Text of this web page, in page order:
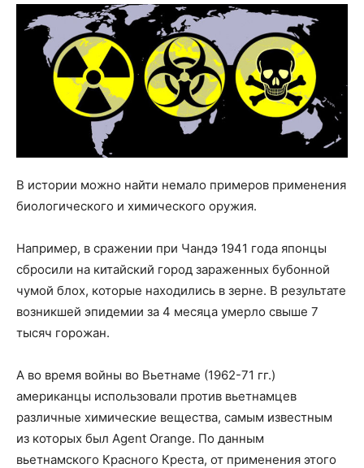
В истории можно найти немало примеров применения
биологического и химического оружия.
Например, в сражении при Чандэ 1941 года японцы
сбросили на китайский город зараженных бубонной
чумой блох, которые находились в зерне. В результате
возникшей эпидемии за 4 месяца умерло свыше 7
тысяч горожан.
А во время войны во Вьетнаме (1962-71 гг.)
американцы использовали против вьетнамцев
различные химические вещества, самым известным
из которых был Agent Orange. По данным
вьетнамского Красного Креста, от применения этого